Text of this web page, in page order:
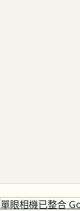
單眼相機已整合